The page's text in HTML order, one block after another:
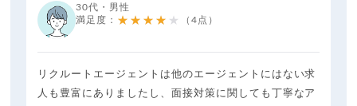
30代・男性
満足度： ★★★★★ （4点）
リクルートエージェントは他のエージェントにはない求
人も豊富にありましたし、面接対策に関しても丁寧なア